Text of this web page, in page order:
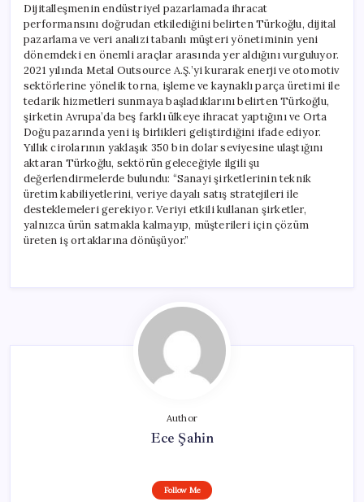
Dijitalleşmenin endüstriyel pazarlamada ihracat
performansını doğrudan etkilediğini belirten Türkoğlu, dijital
pazarlama ve veri analizi tabanlı müşteri yönetiminin yeni
dönemdeki en önemli araçlar arasında yer aldığını vurguluyor.
2021 yılında Metal Outsource A.Ş.’yi kurarak enerji ve otomotiv
sektörlerine yönelik torna, işleme ve kaynaklı parça üretimi ile
tedarik hizmetleri sunmaya başladıklarını belirten Türkoğlu,
şirketin Avrupa’da beş farklı ülkeye ihracat yaptığını ve Orta
Doğu pazarında yeni iş birlikleri geliştirdiğini ifade ediyor.
Yıllık cirolarının yaklaşık 350 bin dolar seviyesine ulaştığını
aktaran Türkoğlu, sektörün geleceğiyle ilgili şu
değerlendirmelerde bulundu: “Sanayi şirketlerinin teknik
üretim kabiliyetlerini, veriye dayalı satış stratejileri ile
desteklemeleri gerekiyor. Veriyi etkili kullanan şirketler,
yalnızca ürün satmakla kalmayıp, müşterileri için çözüm
üreten iş ortaklarına dönüşüyor.”
Author
Ece Şahin
Follow Me